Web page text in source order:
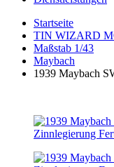
Startseite
TIN WIZARD
Maßstab 1/43
Maybach
1939 Maybach